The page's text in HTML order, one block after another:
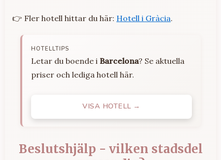
👉 Fler hotell hittar du här: Hotell i Gràcia.
HOTELLTIPS
Letar du boende i Barcelona? Se aktuella
priser och lediga hotell här.
VISA HOTELL →
Beslutshjälp - vilken stadsdel